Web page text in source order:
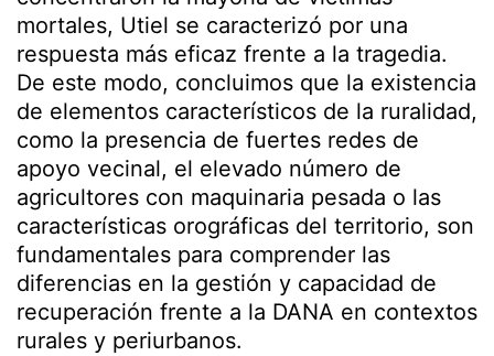
mortales, Utiel se caracterizó por una
respuesta más eficaz frente a la tragedia.
De este modo, concluimos que la existencia
de elementos característicos de la ruralidad,
como la presencia de fuertes redes de
apoyo vecinal, el elevado número de
agricultores con maquinaria pesada o las
características orográficas del territorio, son
fundamentales para comprender las
diferencias en la gestión y capacidad de
recuperación frente a la DANA en contextos
rurales y periurbanos.